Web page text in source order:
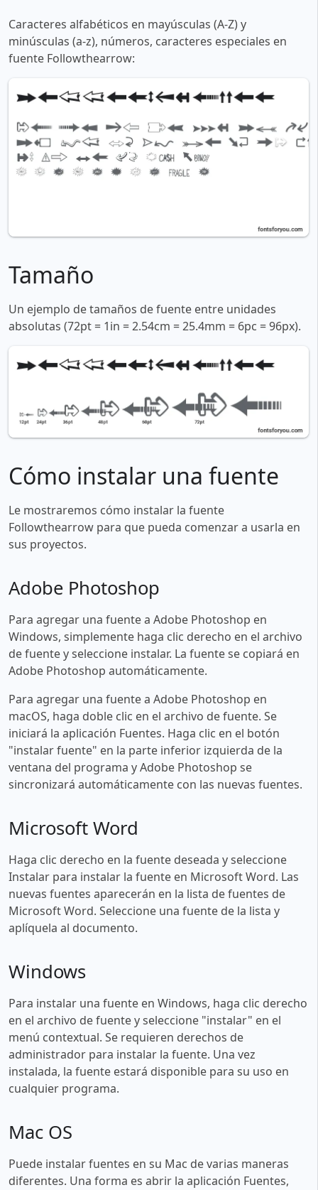
Caracteres alfabéticos en mayúsculas (A-Z) y
minúsculas (a-z), números, caracteres especiales en
fuente Followthearrow:
Tamaño
Un ejemplo de tamaños de fuente entre unidades
absolutas (72pt = 1in = 2.54cm = 25.4mm = 6pc = 96px).
Cómo instalar una fuente
Le mostraremos cómo instalar la fuente
Followthearrow para que pueda comenzar a usarla en
sus proyectos.
Adobe Photoshop
Para agregar una fuente a Adobe Photoshop en
Windows, simplemente haga clic derecho en el archivo
de fuente y seleccione instalar. La fuente se copiará en
Adobe Photoshop automáticamente.
Para agregar una fuente a Adobe Photoshop en
macOS, haga doble clic en el archivo de fuente. Se
iniciará la aplicación Fuentes. Haga clic en el botón
"instalar fuente" en la parte inferior izquierda de la
ventana del programa y Adobe Photoshop se
sincronizará automáticamente con las nuevas fuentes.
Microsoft Word
Haga clic derecho en la fuente deseada y seleccione
Instalar para instalar la fuente en Microsoft Word. Las
nuevas fuentes aparecerán en la lista de fuentes de
Microsoft Word. Seleccione una fuente de la lista y
aplíquela al documento.
Windows
Para instalar una fuente en Windows, haga clic derecho
en el archivo de fuente y seleccione "instalar" en el
menú contextual. Se requieren derechos de
administrador para instalar la fuente. Una vez
instalada, la fuente estará disponible para su uso en
cualquier programa.
Mac OS
Puede instalar fuentes en su Mac de varias maneras
diferentes. Una forma es abrir la aplicación Fuentes,